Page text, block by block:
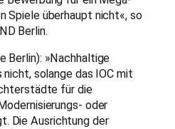
Spiele überhaupt nicht«, so
Berlin.
Berlin): »Nachhaltige
solange das IOC mit
für die
oder
Die Ausrichtung der